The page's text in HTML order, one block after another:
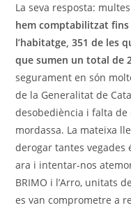
La seva resposta:
hem comptabilitzat
l’habitatge, 351 de les
que sumen un total de
segurament en són
de la Generalitat de
desobediència i falta
mordassa. La mateixa
derogar tantes
ara i intentar-nos
BRIMO i l’Arro, unitats
es van comprometre a